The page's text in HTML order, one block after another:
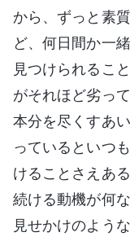
から、ずっと素
ど、何日間か一
見つけられるこ
がそれほど劣っ
本分を尽くすあ
っているといつ
けることさえあ
続ける動機が何
見せかけのよう